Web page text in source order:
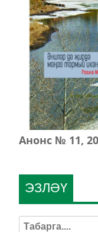
Анонс № 11,
ЭЗЛӘҮ